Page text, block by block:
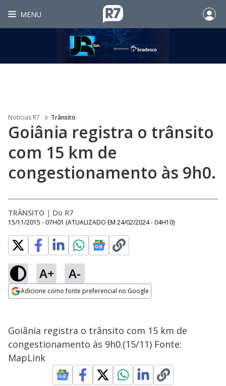
MENU
Noticias R7 Trânsito
Goiânia registra o trânsito
com 15 km de
congestionamento às 9h0.
TRÂNSITO | Do R7
15/11/2015 - 07H01 (ATUALIZADO EM 24/02/2024 - 04H10)
A+ A-
Adicione como fonte preferencial no Google
Goiânia registra o trânsito com 15 km de
congestionamento às 9h0.(15/11) Fonte:
MapLink